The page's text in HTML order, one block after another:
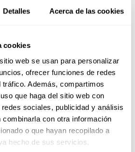
Detalles Acerca de las cookies
cookies
web se usan para personalizar
ofrecer funciones de redes
Además, compartimos
que haga del sitio web con
sociales, publicidad y análisis
combinarla con otra información
o que hayan recopilado a
hecho de sus servicios.
hacer ejercicio, como
físico.
: promueva la conciencia y
los problemas de salud mental.
managers y empleados sobre el
los signos del estrés y
relacionado con el trabajo:
de trabajo de apoyo donde los
buscar ayuda y orientación a
de tutoría y seguimiento.